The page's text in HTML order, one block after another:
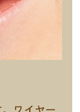
ワイヤー